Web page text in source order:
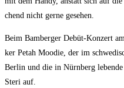
chend nicht ger­ne gesehen.
Beim Bam­ber­ger Debüt-Kon­zert
ker Petah Moo­die, der im
Ber­lin und die in Nürn­berg
Ste­ri auf.